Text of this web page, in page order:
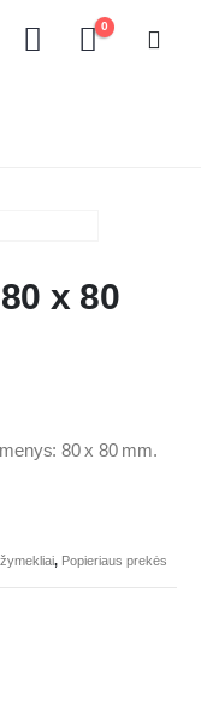
0
x 80
80 x 80 mm.
, Popieriaus prekės